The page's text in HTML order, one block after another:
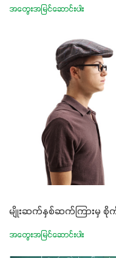
အတွေးအမြင်ဆောင်းပါး
မျိုးဆက်နှစ်ဆက်ကြားမှ စိုက်
အတွေးအမြင်ဆောင်းပါး